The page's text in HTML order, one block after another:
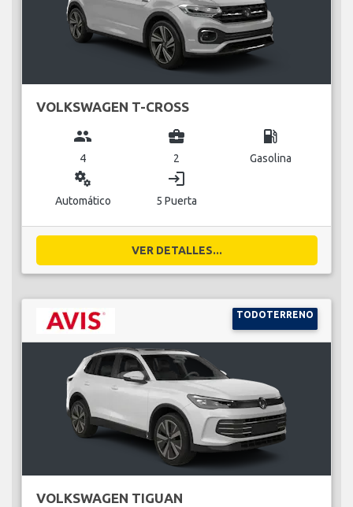
VOLKSWAGEN T-CROSS
group
4
business_center
2
local_gas_station
Gasolina
miscellaneous_services
Automático
login
5 Puerta
VER DETALLES...
TODOTERRENO
VOLKSWAGEN TIGUAN